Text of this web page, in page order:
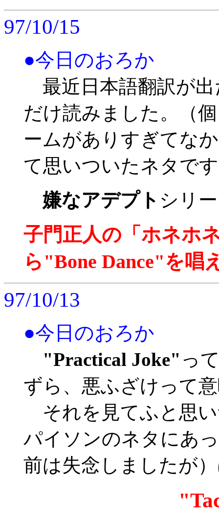
97/10/15
●今日のおろか
最近日本語翻訳が出
だけ読みました。（
ームがありすぎてな
て思いついたネタで
嫌なアデプト シリ
子門正人の「ホネホ
ら"Bone Dance"を唱
97/10/13
●今日のおろか
"Practical Joke" っ
ずら、悪ふざけって
それを見てふと思
パイソンのネタにあ
前は失念しましたが